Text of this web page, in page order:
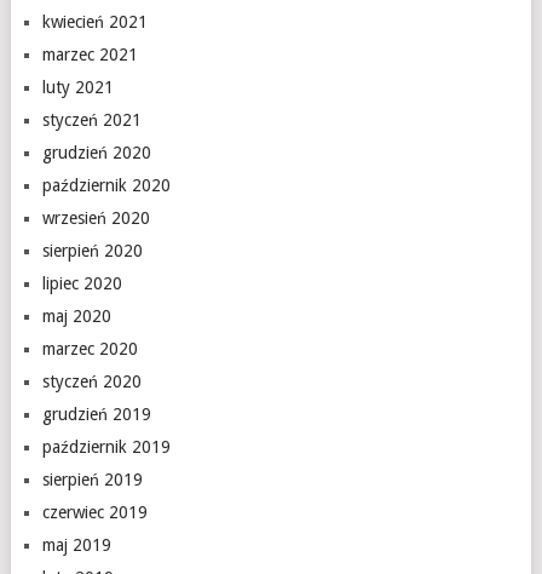
kwiecień 2021
marzec 2021
luty 2021
styczeń 2021
grudzień 2020
październik 2020
wrzesień 2020
sierpień 2020
lipiec 2020
maj 2020
marzec 2020
styczeń 2020
grudzień 2019
październik 2019
sierpień 2019
czerwiec 2019
maj 2019